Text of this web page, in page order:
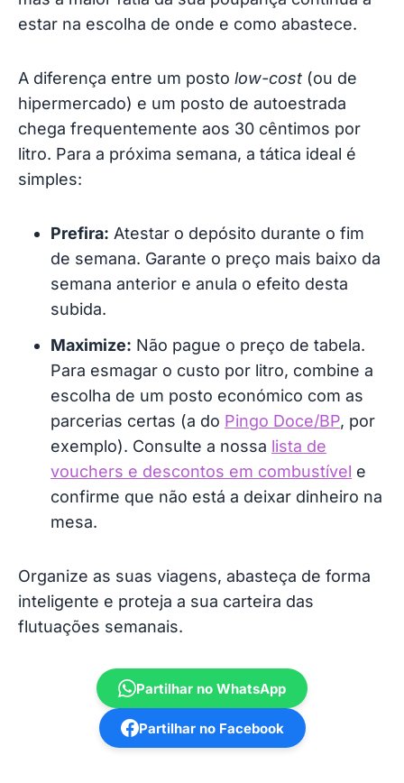
estar na escolha de onde e como abastece.
A diferença entre um posto low-cost (ou de
hipermercado) e um posto de autoestrada
chega frequentemente aos 30 cêntimos por
litro. Para a próxima semana, a tática ideal é
simples:
Prefira: Atestar o depósito durante o fim
de semana. Garante o preço mais baixo da
semana anterior e anula o efeito desta
subida.
Maximize: Não pague o preço de tabela.
Para esmagar o custo por litro, combine a
escolha de um posto económico com as
parcerias certas (a do Pingo Doce/BP, por
exemplo). Consulte a nossa lista de
vouchers e descontos em combustível e
confirme que não está a deixar dinheiro na
mesa.
Organize as suas viagens, abasteça de forma
inteligente e proteja a sua carteira das
flutuações semanais.
Partilhar no WhatsApp
Partilhar no Facebook